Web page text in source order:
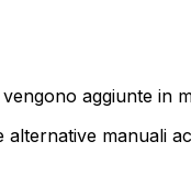
aggiunte in
manuali